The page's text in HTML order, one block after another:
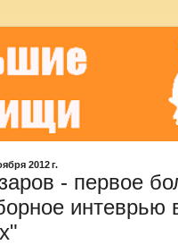
2012 г.
- первое
интеврью